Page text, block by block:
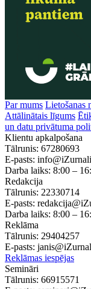
Par mums Lietošanas
Attālinātais līgums
un datu privātuma
Klientu apkalpošana
Tālrunis: 67280693
E-pasts:
Darba laiks: 8:00 –
Redakcija
Tālrunis: 22330714
E-pasts:
Darba laiks: 8:00 –
Reklāma
Tālrunis: 29404257
E-pasts:
Reklāmas iespējas
Semināri
Tālrunis: 66915571